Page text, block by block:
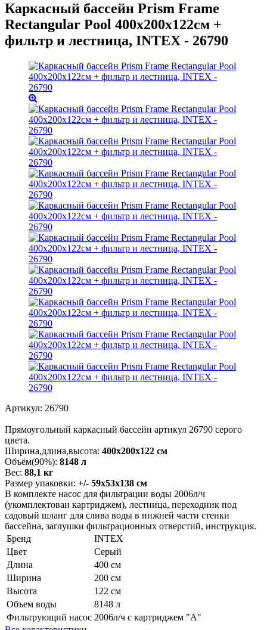
Каркасный бассейн Prism Frame
Rectangular Pool 400х200х122см +
фильтр и лестница, INTEX - 26790
Артикул: 26790
Прямоугольный каркасный бассейн артикул 26790 серого
цвета.
Ширина,длина,высота: 400х200х122 см
Объём(90%): 8148 л
Вес: 88,1 кг
Размер упаковки: +/- 59х53х138 см
В комплекте насос для фильтрации воды 2006л/ч
(укомплектован картриджем), лестница, переходник под
садовый шланг для слива воды в нижней части стенки
бассейна, заглушки фильтрационных отверстий, инструкция.
Бренд
INTEX
Цвет
Серый
Длина
400 см
Ширина
200 см
Высота
122 см
Объем воды
8148 л
Фильтрующий насос 2006л/ч с картриджем "А"